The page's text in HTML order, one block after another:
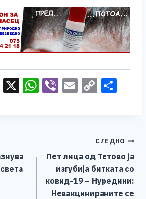
T X W
A
p
p
Vi E C
Li
n
k
СЛЕДНО
Пет лица од Тетово ја
изгубија битката со
ковид-19 – Нуредини:
Невакцинираните се